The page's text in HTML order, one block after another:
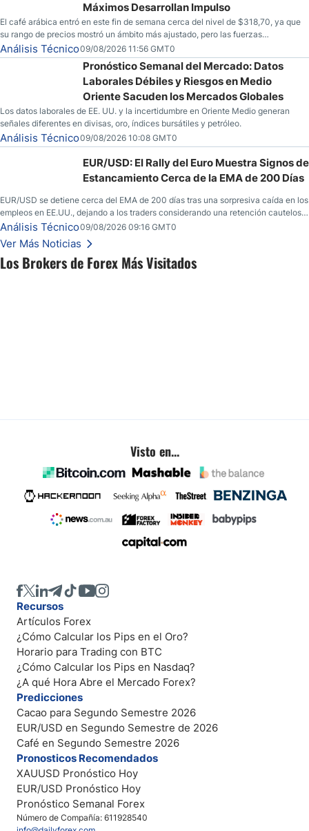
Los Brokers de Forex Más Visitados
Máximos Desarrollan Impulso
El café arábica entró en este fin de semana cerca del nivel de $318,70, ya que
su rango de precios mostró un ámbito más ajustado, pero las fuerzas
especulativas también están mostrando señales de que una mayor volatilidad
podría estar en el horizonte para la mercancía.
Análisis Técnico09/08/2026 11:56 GMT0
Pronóstico Semanal del Mercado: Datos
Laborales Débiles y Riesgos en Medio
Oriente Sacuden los Mercados Globales
Los datos laborales de EE. UU. y la incertidumbre en Oriente Medio generan
señales diferentes en divisas, oro, índices bursátiles y petróleo.
Análisis Técnico09/08/2026 10:08 GMT0
EUR/USD: El Rally del Euro Muestra Signos de
Estancamiento Cerca de la EMA de 200 Días
EUR/USD se detiene cerca del EMA de 200 días tras una sorpresiva caída en los
empleos en EE.UU., dejando a los traders considerando una retención cautelosa
ante un fin de semana incierto.
Análisis Técnico09/08/2026 09:16 GMT0
Ver Más Noticias
Visto en...
Número de Compañía: 611928540
Recursos
Artículos Forex
¿Cómo Calcular los Pips en el Oro?
Horario para Trading con BTC
¿Cómo Calcular los Pips en Nasdaq?
¿A qué Hora Abre el Mercado Forex?
Predicciones
Cacao para Segundo Semestre 2026
EUR/USD en Segundo Semestre de 2026
Café en Segundo Semestre 2026
Pronosticos Recomendados
XAUUSD Pronóstico Hoy
EUR/USD Pronóstico Hoy
Pronóstico Semanal Forex